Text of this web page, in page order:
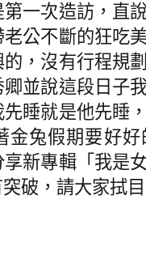
一次造訪，直
公不斷的狂吃
，沒有行程規
並說這段日子
睡就是他先睡
金兔假期要好
新專輯「我是
破，請大家拭